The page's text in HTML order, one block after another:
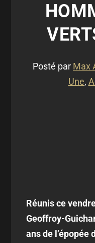
Posté par Max
Une,
Réunis ce
Geoffroy-
ans de l’épopée